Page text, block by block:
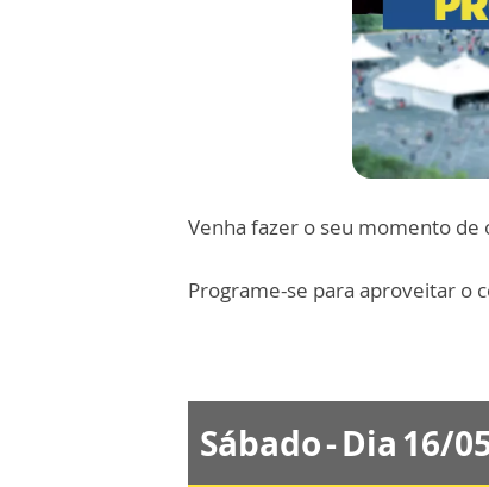
Venha fazer o seu momento de
Programe-se para aproveitar o
Sábado - Dia 16/